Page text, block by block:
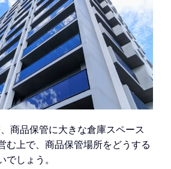
商品保管に大きな倉庫スペース
む上で、商品保管場所をどうする
しょう。